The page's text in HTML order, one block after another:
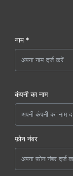
नाम *
कंपनी का नाम
फ़ोन नंबर